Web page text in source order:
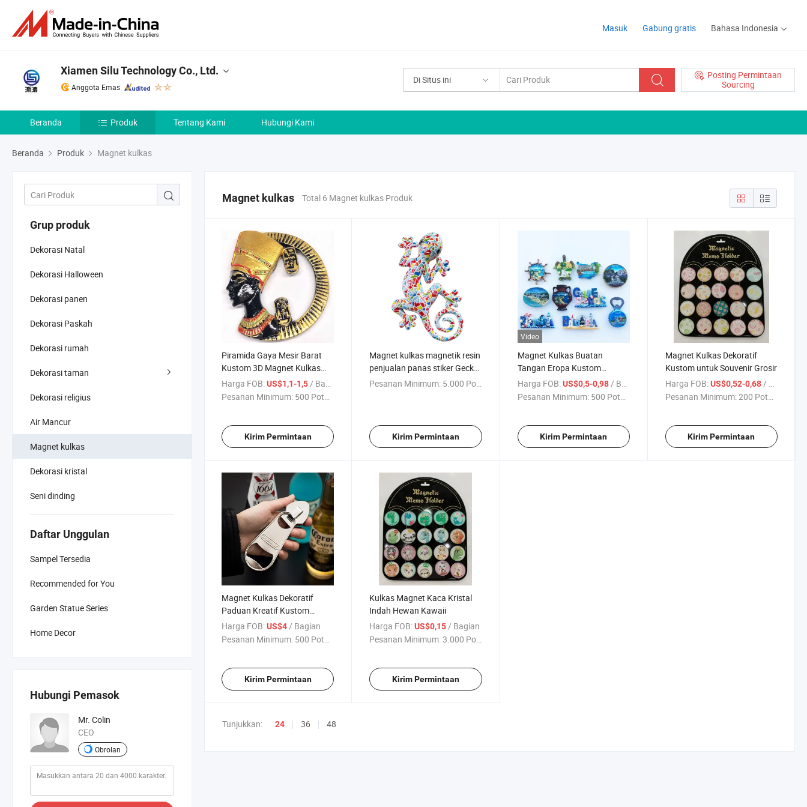
Masuk Gabung gratis Bahasa Indonesia
Di Situs ini
Posting Permintaan
Sourcing
Xiamen Silu Technology Co., Ltd.
Anggota Emas
Beranda Produk Tentang Kami Hubungi Kami
Beranda Produk Magnet kulkas
Grup produk
Dekorasi Natal
Dekorasi Halloween
Dekorasi panen
Dekorasi Paskah
Dekorasi rumah
Dekorasi taman
Dekorasi religius
Air Mancur
Magnet kulkas
Dekorasi kristal
Seni dinding
Daftar Unggulan
Sampel Tersedia
Recommended for You
Garden Statue Series
Home Decor
Hubungi Pemasok
Mr. Colin
CEO
Obrolan
Magnet kulkas Total 6 Magnet kulkas Produk
Piramida Gaya Mesir Barat
Kustom 3D Magnet Kulkas
Resin
Harga FOB:US$1,1-1,5/ Bagian
Pesanan Minimum: 500 Potong
Kirim Permintaan
Magnet kulkas magnetik resin
penjualan panas stiker Gecko
magnet kulkas Dekorasi
Pesanan Minimum: 5.000 Potong
Kirim Permintaan
Video
Magnet Kulkas Buatan
Tangan Eropa Kustom
Bulgaria Tempat Wisata 3D
Harga FOB: US$0,5-0,98/ Bagian
Pesanan Minimum: 500 Potong
Kirim Permintaan
Magnet Kulkas Dekoratif
Kustom untuk Souvenir Grosir
Harga FOB: US$0,52-0,68/ Bagian
Pesanan Minimum:200 Potong
Kirim Permintaan
Magnet Kulkas Dekoratif
Paduan Kreatif Kustom
Pembuka Botol Multifungsi
Dijual
Harga FOB:US$4 / Bagian
Pesanan Minimum: 500 Potong
Kirim Permintaan
Kulkas Magnet Kaca Kristal
Indah Hewan Kawaii
Harga FOB: US$0,15 / Bagian
Pesanan Minimum:3.000 Potong
Kirim Permintaan
Tunjukkan: 24 36 48